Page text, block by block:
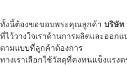
ทั้งนี้ต้องขอขอบพระคุณลูกค้า บริษัท
ที่ไว้วางใจเราด้านการผลิตและออก
ตามแบบที่ลูกค้าต้องการ
ทางเราเลือกใช้วัสดุที่คงทนแข็งแรง